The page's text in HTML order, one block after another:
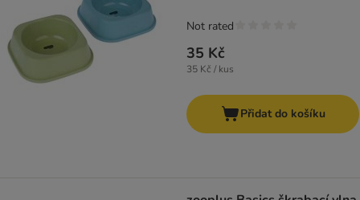
35 Kč
35 Kč / kus
Not rated
Přidat do košíku